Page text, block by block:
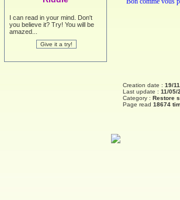
I can read in your mind. Don't
you believe it? Try! You will be
amazed...
Creation date : 19/
Last update : 11/05/
Category : Restore
Page read 18674